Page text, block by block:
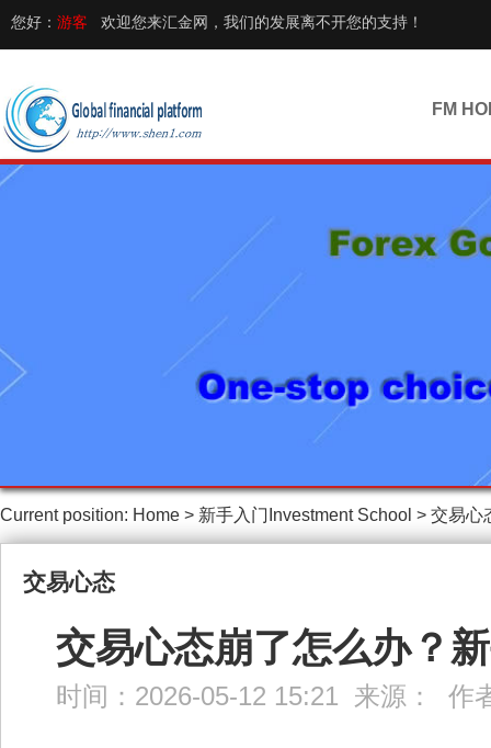
您好： 游客 欢迎您来汇金网，我们的发展离不开您的支持！
FM
Current position: Home > 新手入门Investment School > 交易心
交易心态
交易心态崩了怎么办？
时间：2026-05-12 15:21 来源： 作